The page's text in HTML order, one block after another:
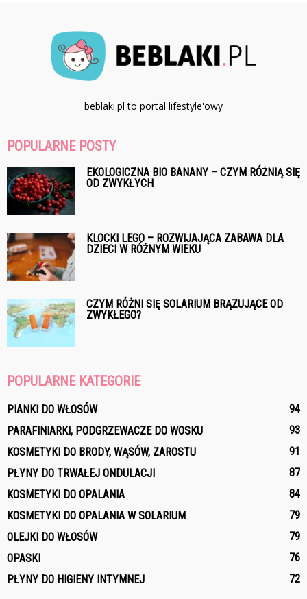
beblaki.pl to portal lifestyle'owy
POPULARNE POSTY
EKOLOGICZNA BIO BANANY – CZYM RÓŻNIĄ SIĘ
OD ZWYKŁYCH
KLOCKI LEGO – ROZWIJAJĄCA ZABAWA DLA
DZIECI W RÓŻNYM WIEKU
CZYM RÓŻNI SIĘ SOLARIUM BRĄZUJĄCE OD
ZWYKŁEGO?
POPULARNE KATEGORIE
PIANKI DO WŁOSÓW
94
PARAFINIARKI, PODGRZEWACZE DO WOSKU
93
KOSMETYKI DO BRODY, WĄSÓW, ZAROSTU
91
PŁYNY DO TRWAŁEJ ONDULACJI
87
KOSMETYKI DO OPALANIA
84
KOSMETYKI DO OPALANIA W SOLARIUM
79
OLEJKI DO WŁOSÓW
79
OPASKI
76
PŁYNY DO HIGIENY INTYMNEJ
72